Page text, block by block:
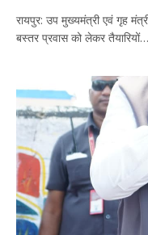
रायपुर: उप मुख्यमंत्री एवं गृह
बस्तर प्रवास को लेकर तैयारियों…